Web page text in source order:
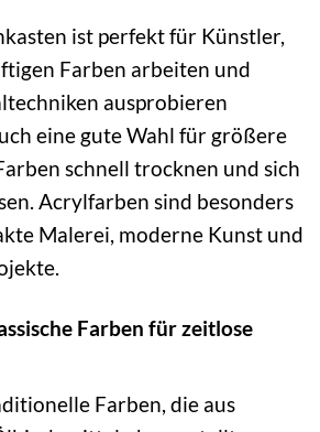
ist perfekt für Künstler,
Farben arbeiten und
ausprobieren
eine gute Wahl für größere
schnell trocknen und sich
Acrylfarben sind besonders
Malerei, moderne Kunst und
Farben für zeitlose
Farben, die aus